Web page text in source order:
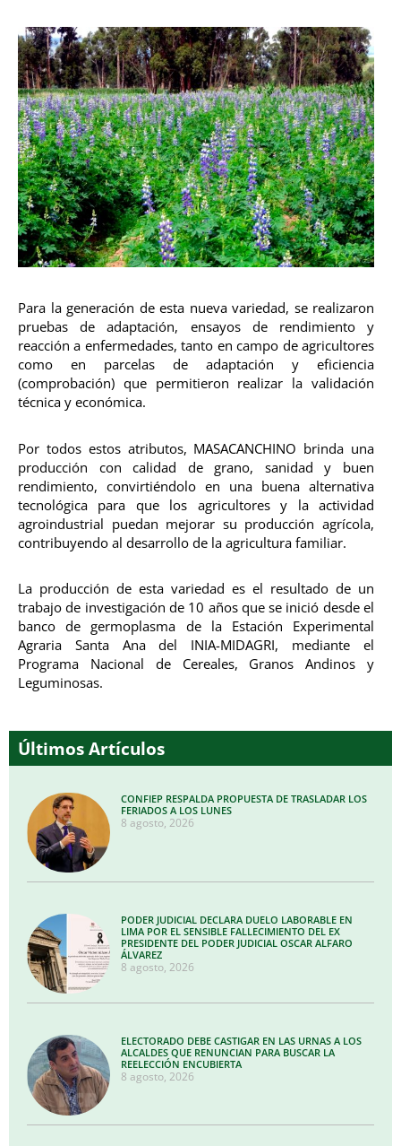
Para la generación de esta nueva variedad, se realizaron
pruebas de adaptación, ensayos de rendimiento y
reacción a enfermedades, tanto en campo de agricultores
como en parcelas de adaptación y eficiencia
(comprobación) que permitieron realizar la validación
técnica y económica.
Por todos estos atributos, MASACANCHINO brinda una
producción con calidad de grano, sanidad y buen
rendimiento, convirtiéndolo en una buena alternativa
tecnológica para que los agricultores y la actividad
agroindustrial puedan mejorar su producción agrícola,
contribuyendo al desarrollo de la agricultura familiar.
La producción de esta variedad es el resultado de un
trabajo de investigación de 10 años que se inició desde el
banco de germoplasma de la Estación Experimental
Agraria Santa Ana del INIA-MIDAGRI, mediante el
Programa Nacional de Cereales, Granos Andinos y
Leguminosas.
Últimos Artículos
CONFIEP RESPALDA PROPUESTA DE TRASLADAR LOS
FERIADOS A LOS LUNES
8 agosto, 2026
PODER JUDICIAL DECLARA DUELO LABORABLE EN
LIMA POR EL SENSIBLE FALLECIMIENTO DEL EX
PRESIDENTE DEL PODER JUDICIAL OSCAR ALFARO
ÁLVAREZ
8 agosto, 2026
ELECTORADO DEBE CASTIGAR EN LAS URNAS A LOS
ALCALDES QUE RENUNCIAN PARA BUSCAR LA
REELECCIÓN ENCUBIERTA
8 agosto, 2026